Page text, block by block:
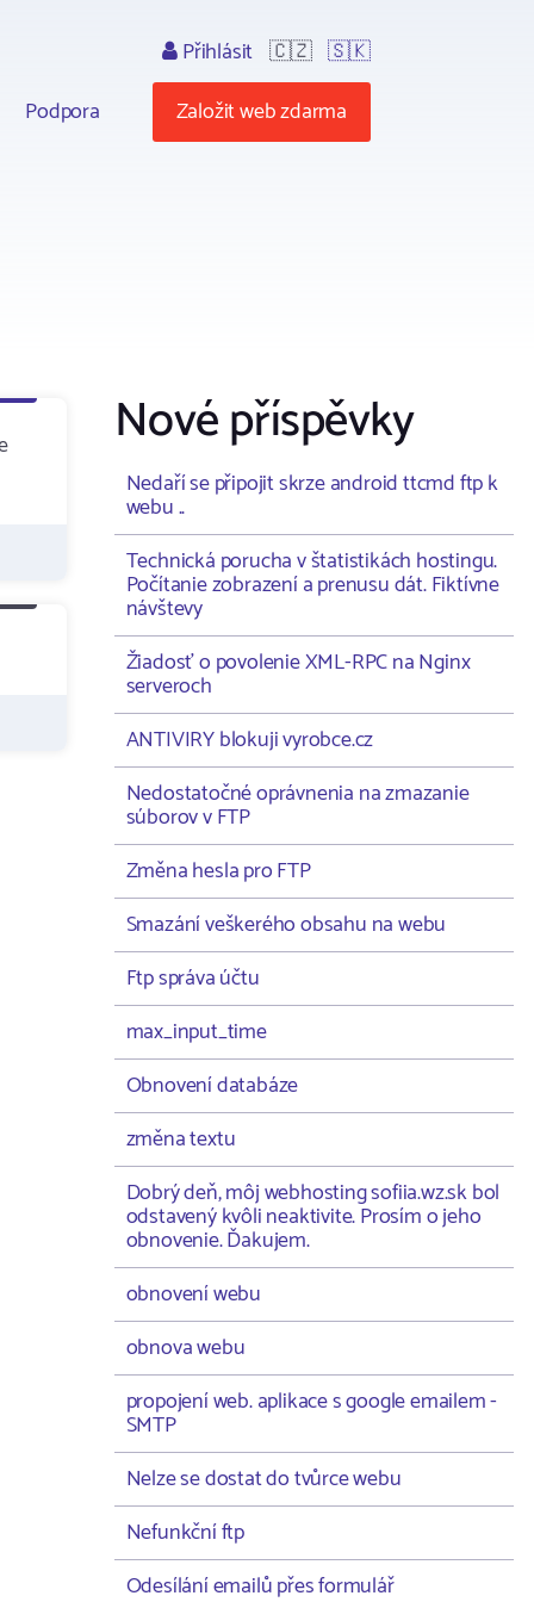
Podpora
Přihlásit 🇨🇿 🇸🇰
Založit web zdarma
Nové příspěvky
Nedaří se připojit skrze android ttcmd ftp k
webu ..
Technická porucha v štatistikách hostingu.
Počítanie zobrazení a prenusu dát. Fiktívne
návštevy
Žiadosť o povolenie XML-RPC na Nginx
serveroch
ANTIVIRY blokuji vyrobce.cz
Nedostatočné oprávnenia na zmazanie
súborov v FTP
Změna hesla pro FTP
Smazání veškerého obsahu na webu
Ftp správa účtu
max_input_time
Obnovení databáze
změna textu
Dobrý deň, môj webhosting sofiia.wz.sk bol
odstavený kvôli neaktivite. Prosím o jeho
obnovenie. Ďakujem.
obnovení webu
obnova webu
propojení web. aplikace s google emailem -
SMTP
Nelze se dostat do tvůrce webu
Nefunkční ftp
Odesílání emailů přes formulář